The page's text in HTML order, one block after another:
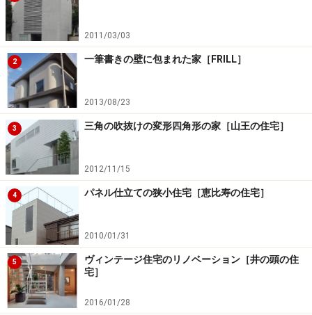
2011/03/03
2 一筆書きの壁に包まれた家［FRILL］
2013/08/23
3 三角の吹抜けの変形四角形の家［山王の住宅］
2012/11/15
4 パネル仕立ての狭小住宅［恵比寿の住宅］
2010/01/31
5
ヴィンテージ住宅のリノベーション［井の頭の住
宅］
2016/01/28